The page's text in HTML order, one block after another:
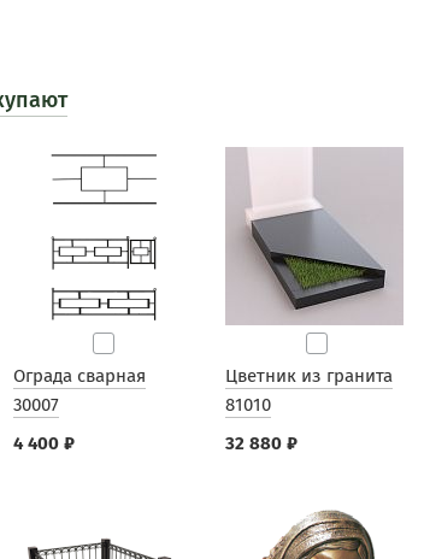
Ограда сварная
30007
4 400 ₽
Цветник из гранита
81010
32 880 ₽